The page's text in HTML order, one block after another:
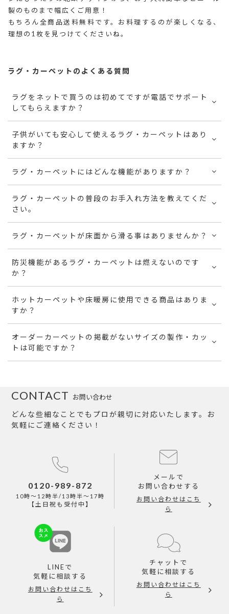
製のものまで幅広くご用意！
もちろん全商品送料無料です。お料理するのが楽しくなる、
理想の1枚を見つけてくださいね。
ラグ・カーペットのよくある質問
ラグをネットで買うのは初めてですが電話でサポート
してもらえますか？
子供がいても安心して使えるラグ・カーペットはあり
ますか？
ラグ・カーペットにはどんな機能がありますか？
ラグ・カーペットの普段のお手入れ方法を教えてくだ
さい。
ラグ・カーペットが床面から滑る事はありませんか？
防災機能があるラグ・カーペットは燃えないのです
か？
ホットカーペットや床暖房に使用できる商品はありま
すか？
オーダーカーペットの掲載がないサイズの製作・カッ
トは可能ですか？
お問い合わせ
CONTACT
どんな些細なことでもプロが親切に対応いたします。お
気軽にご連絡ください！
0120-989-872
10時～12時半/13時半～17時
【土日祝も受付中】
メールで
お問い合わせする
お問い合わせはこち
ら
LINEで
気軽に相談する
お問い合わせはこち
ら
チャットで
気軽に相談する
お問い合わせはこち
ら